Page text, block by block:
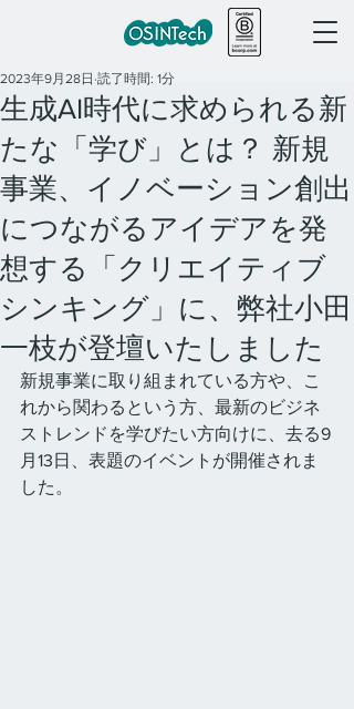
生成AI時代に求められる新
たな「学び」とは？ 新規
事業、イノベーション創出
につながるアイデアを発
想する「クリエイティブ
シンキング」に、弊社小田
一枝が登壇いたしました
2023年9月28日 読了時間: 1分
新規事業に取り組まれている方や、こ
れから関わるという方、最新のビジネ
ストレンドを学びたい方向けに、去る9
月13日、表題のイベントが開催されま
した。